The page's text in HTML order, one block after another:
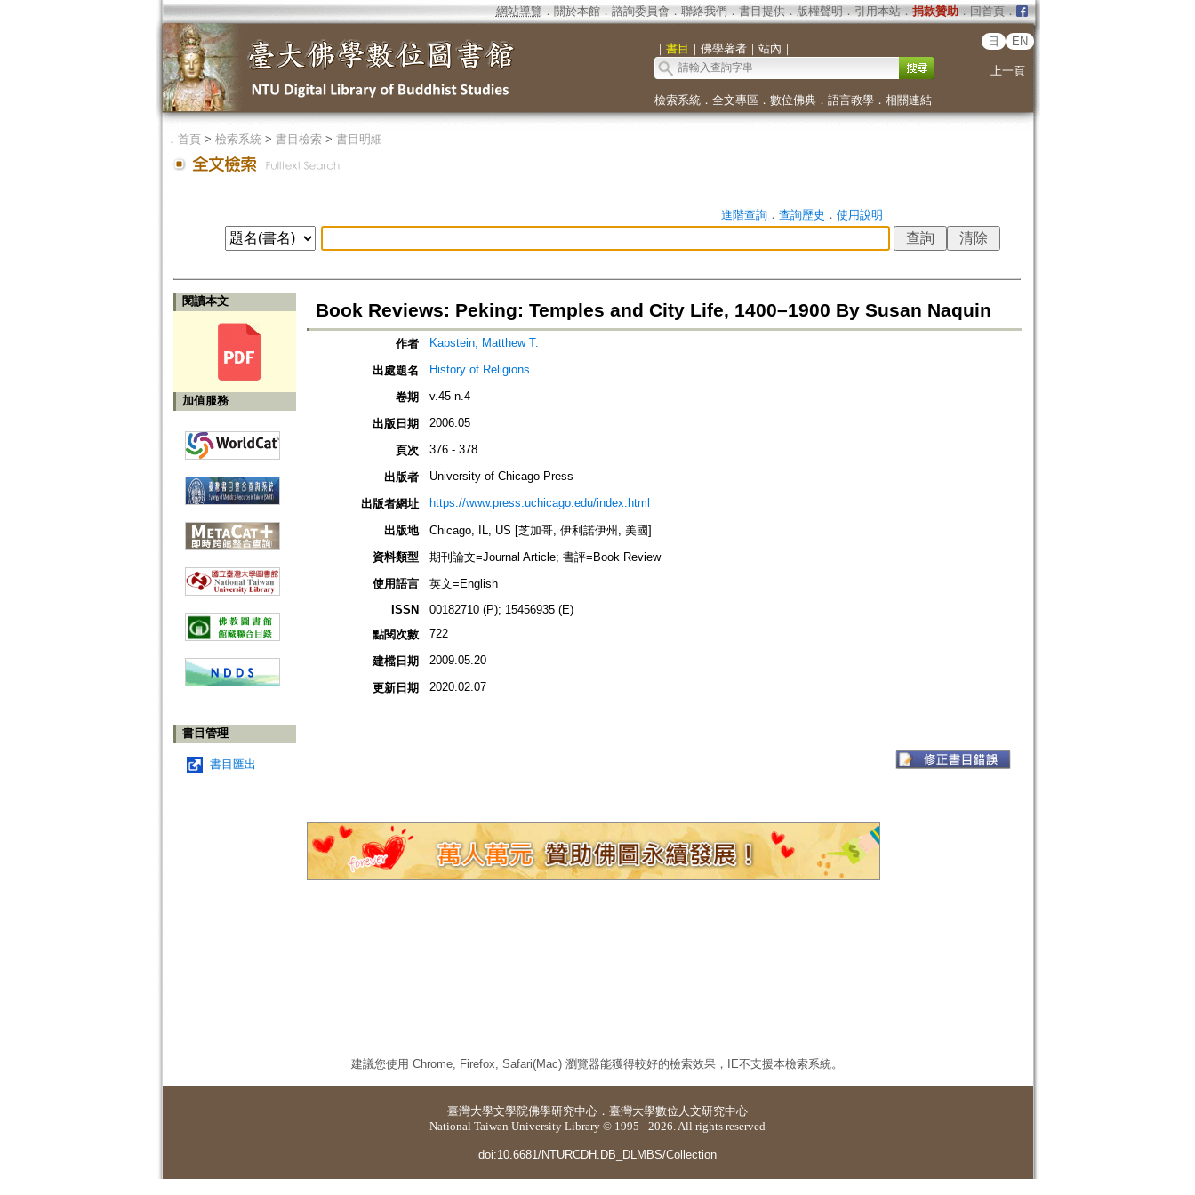
網站導覽 ． 關於本館． 諮詢委員會． 聯絡我們 ． 書目提供． 版權聲明 ． 引用本站． 捐款贊助．回首頁．
｜ 書目 ｜ 佛學著者｜ 站內 ｜
日 EN
上一頁
檢索系統． 全文專區 ． 數位佛典． 語言教學． 相關連結
． 首頁> 檢索系統> 書目檢索> 書目明細
進階查詢． 查詢歷史 ． 使用說明
閱讀本文
加值服務
書目管理
書目匯出
Book Reviews: Peking: Temples and City Life, 1400–1900 By Susan Naquin
作者 Kapstein, Matthew T.
出處題名 History of Religions
卷期 v.45 n.4
出版日期 2006.05
頁次 376 - 378
出版者 University of Chicago Press
出版者網址 https://www.press.uchicago.edu/index.html
出版地
Chicago, IL, US [芝加哥, 伊利諾伊州, 美國]
資料類型
期刊論文=Journal Article; 書評=Book Review
使用語言
英文=English
ISSN
00182710 (P); 15456935 (E)
點閱次數
722
建檔日期 2009.05.20
更新日期 2020.02.07
建議您使用 Chrome, Firefox, Safari(Mac) 瀏覽器能獲得較好的檢索效果，IE不支援本檢索系統。
臺灣大學文學院佛學研究中心 ． 臺灣大學數位人文研究中心
National Taiwan University Library © 1995 - 2026. All rights reserved
doi:10.6681/NTURCDH.DB_DLMBS/Collection